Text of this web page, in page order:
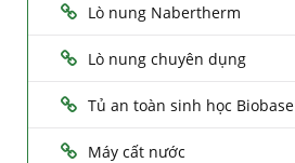
Lò nung Nabertherm
Lò nung chuyên dụng
Tủ an toàn sinh học Biobase
Máy cất nước